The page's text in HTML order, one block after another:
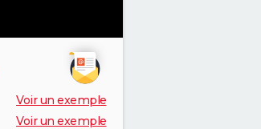
Voir un exemple
Voir un exemple